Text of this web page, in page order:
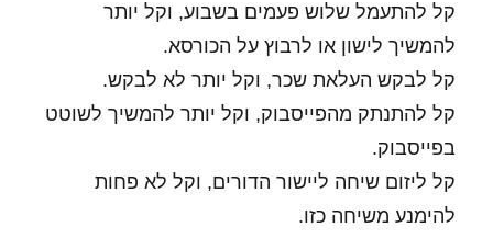
קל להתעמל שלוש פעמים בשבוע, וקל יותר
להמשיך לישון או לרבוץ על הכורסא.
קל לבקש העלאת שכר, וקל יותר לא לבקש.
קל להתנתק מהפייסבוק, וקל יותר להמשיך לשוטט
בפייסבוק.
קל ליזום שיחה ליישור הדורים, וקל לא פחות
להימנע משיחה כזו.